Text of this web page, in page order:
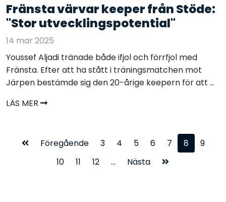
Fränsta värvar keeper från Stöde:
"Stor utvecklingspotential"
14 mar 2025
Youssef Aljadi tränade både ifjol och förrfjol med
Fränsta. Efter att ha stått i träningsmatchen mot
Järpen bestämde sig den 20-årige keepern för att ...
LÄS MER
Föregående 3 4 5 6 7 8
9
10
11 12 ... Nästa